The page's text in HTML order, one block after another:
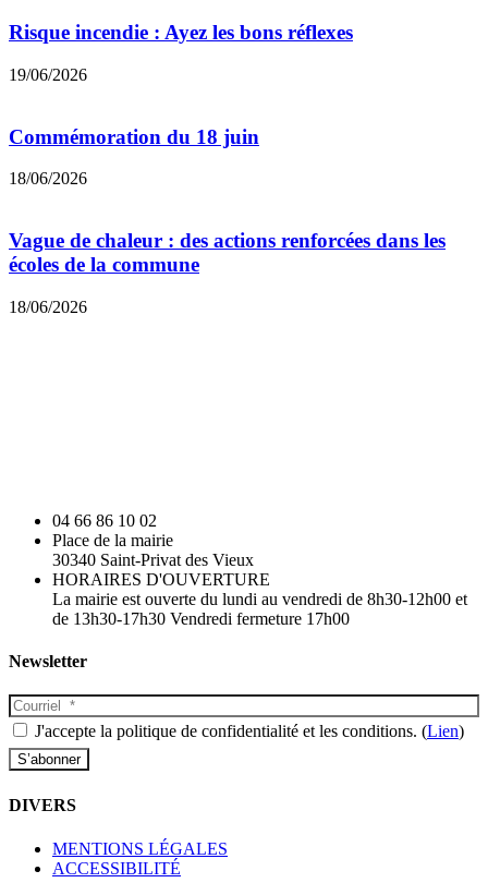
Risque incendie : Ayez les bons réflexes
19/06/2026
Commémoration du 18 juin
18/06/2026
Vague de chaleur : des actions renforcées dans les
écoles de la commune
18/06/2026
04 66 86 10 02
Place de la mairie
30340 Saint-Privat des Vieux
HORAIRES D'OUVERTURE
La mairie est ouverte du lundi au vendredi de 8h30-12h00 et
de 13h30-17h30 Vendredi fermeture 17h00
Newsletter
J'accepte la politique de confidentialité et les conditions. (Lien)
DIVERS
MENTIONS LÉGALES
ACCESSIBILITÉ